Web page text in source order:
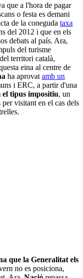
que a l'hora de pagar
o festa es demani
de la coneguda taxa
del 2012 i que en els
debats al país. Ara,
del turisme
territori català,
eina al centre de
ha aprovat amb un
i ERC, a partir d'una
tipus impositiu, un
visitant en el cas dels
que la Generalitat els
no es posiciona,